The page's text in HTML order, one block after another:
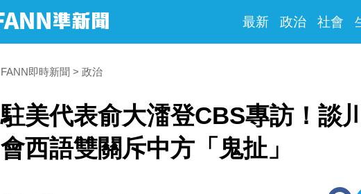
最新 政治 社會
FANN即時新聞 政治
駐美代表俞大㵢登CBS專訪！談
會西語雙關斥中方「鬼扯」